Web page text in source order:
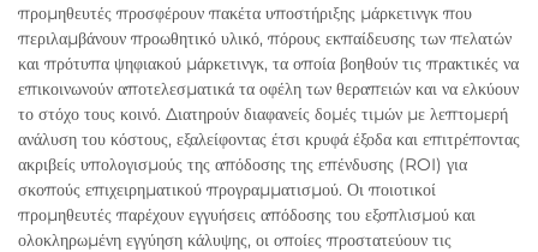
προμηθευτές προσφέρουν πακέτα υποστήριξης μάρκετινγκ που
περιλαμβάνουν προωθητικό υλικό, πόρους εκπαίδευσης των πελατών
και πρότυπα ψηφιακού μάρκετινγκ, τα οποία βοηθούν τις πρακτικές να
επικοινωνούν αποτελεσματικά τα οφέλη των θεραπειών και να ελκύουν
το στόχο τους κοινό. Διατηρούν διαφανείς δομές τιμών με λεπτομερή
ανάλυση του κόστους, εξαλείφοντας έτσι κρυφά έξοδα και επιτρέποντας
ακριβείς υπολογισμούς της απόδοσης της επένδυσης (ROI) για
σκοπούς επιχειρηματικού προγραμματισμού. Οι ποιοτικοί
προμηθευτές παρέχουν εγγυήσεις απόδοσης του εξοπλισμού και
ολοκληρωμένη εγγύηση κάλυψης, οι οποίες προστατεύουν τις